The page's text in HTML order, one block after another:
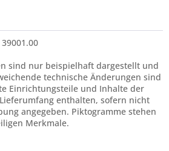
39001.00
sind nur beispielhaft dargestellt und
technische Änderungen sind
Einrichtungsteile und Inhalte der
enthalten, sofern nicht
angegeben. Piktogramme stehen
Merkmale.